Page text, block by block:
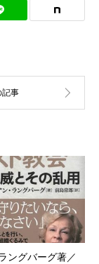
ングバーグ著／